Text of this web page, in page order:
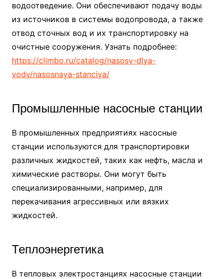
водоотведение. Они обеспечивают подачу воды
из источников в системы водопровода, а также
отвод сточных вод и их транспортировку на
очистные сооружения. Узнать подробнее:
https://climbo.ru/catalog/nasosy-dlya-
vody/nasosnaya-stanciya/
Промышленные насосные станции
В промышленных предприятиях насосные
станции используются для транспортировки
различных жидкостей, таких как нефть, масла и
химические растворы. Они могут быть
специализированными, например, для
перекачивания агрессивных или вязких
жидкостей.
Теплоэнергетика
В тепловых электростанциях насосные станции